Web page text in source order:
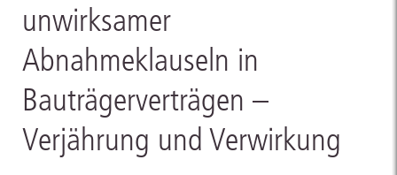
unwirksamer
Abnahmeklauseln in
Bauträgerverträgen –
Verjährung und Verwirkung